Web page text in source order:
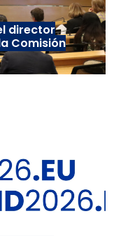
director
Comisión